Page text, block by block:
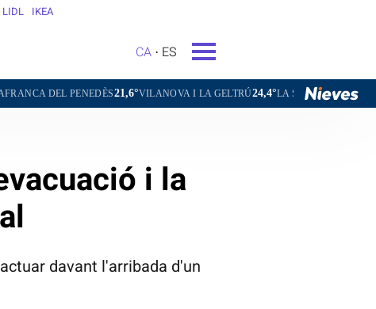
LIDL IKEA
CA ES
21,6°VILANOVA I LA GELTRÚ24,4°LA SEU D'URGELL20,6° PUIGCERDÀ
i la
davant l'arribada d'un